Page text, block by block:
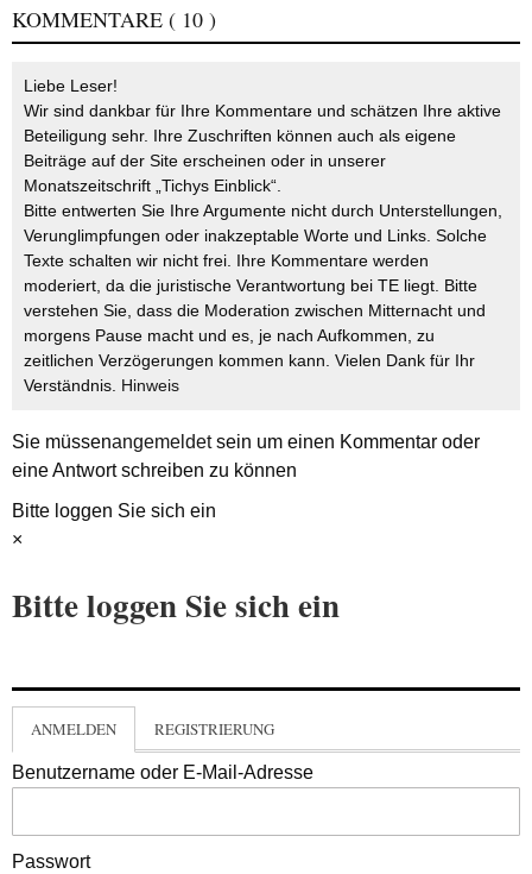
KOMMENTARE ( 10 )
Liebe Leser!
Wir sind dankbar für Ihre Kommentare und schätzen Ihre aktive
Beteiligung sehr. Ihre Zuschriften können auch als eigene
Beiträge auf der Site erscheinen oder in unserer
Monatszeitschrift „Tichys Einblick“.
Bitte entwerten Sie Ihre Argumente nicht durch Unterstellungen,
Verunglimpfungen oder inakzeptable Worte und Links. Solche
Texte schalten wir nicht frei. Ihre Kommentare werden
moderiert, da die juristische Verantwortung bei TE liegt. Bitte
verstehen Sie, dass die Moderation zwischen Mitternacht und
morgens Pause macht und es, je nach Aufkommen, zu
zeitlichen Verzögerungen kommen kann. Vielen Dank für Ihr
Verständnis. Hinweis
Sie müssenangemeldetsein um einen Kommentar oder
eine Antwort schreiben zu können
Bitte loggen Sie sich ein
×
Bitte loggen Sie sich ein
ANMELDEN REGISTRIERUNG
Benutzername oder E-Mail-Adresse
Passwort